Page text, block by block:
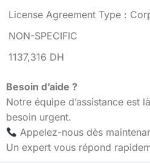
License Agreement Type :
NON-SPECIFIC
1137,316 DH
Besoin d’aide ?
Notre équipe d’assistance est
besoin urgent.
Appelez-nous dès
Un expert vous répond